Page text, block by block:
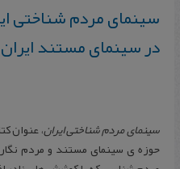
س‍ی‍ن‍م‍ای‌ م‍ردم‌ ش‍ن‍اخ‍ت‍ی‌
در س‍ی‍ن‍م‍ای‌ م‍س‍ت‍ن‍د ای‍ران‌
سینمای مردم شناختی ایران، عنوان
حوزه ی سینمای مستند و مردم